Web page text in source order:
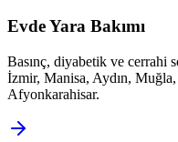
Evde Yara Bakımı
Basınç, diyabetik ve cerrahi
İzmir, Manisa, Aydın,
Afyonkarahisar.